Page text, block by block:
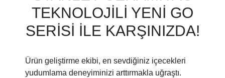
TEKNOLOJILI YENI GO
SERISI ILE KARŞINIZDA!
Ürün geliştirme ekibi, en sevdiğiniz içecekleri
yudumlama deneyiminizi arttırmakla uğraştı.